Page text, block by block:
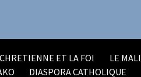
ET LA FOI
LE MALI
DIASPORA CATHOLIQUE